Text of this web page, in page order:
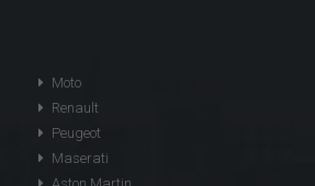
Moto
Renault
Peugeot
Maserati